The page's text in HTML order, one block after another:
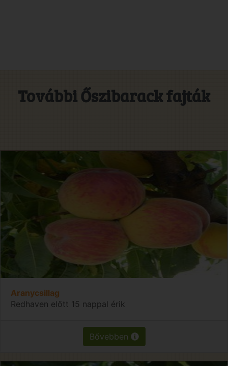
További Őszibarack fajták
Aranycsillag
Redhaven előtt 15 nappal érik
Bővebben